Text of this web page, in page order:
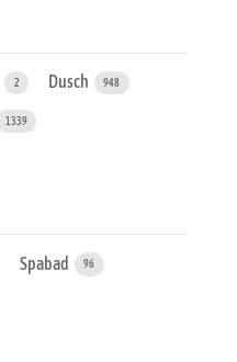
2 Dusch 948
1339
Spabad 96